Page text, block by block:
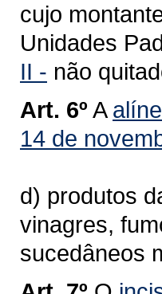
cujo
Unidades
II - não
Art. 6º A
14 de
d) produtos
vinagres,
sucedâneos